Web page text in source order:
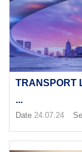
TRANSPORT
...
Date 24.07.24